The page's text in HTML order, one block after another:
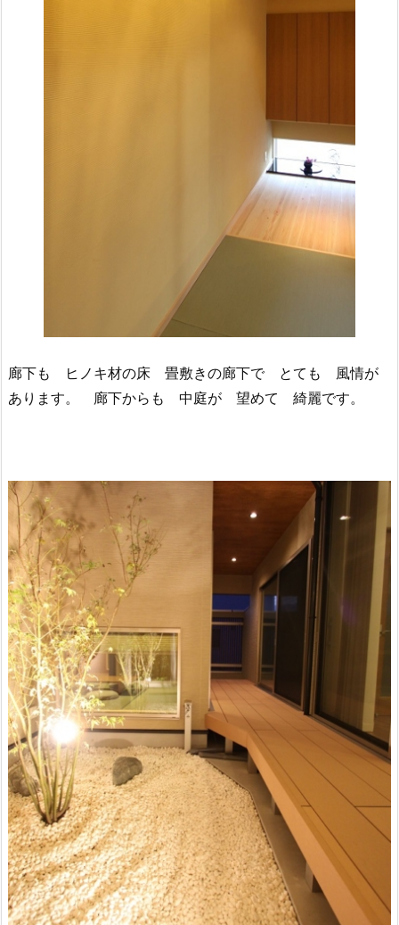
廊下も ヒノキ材の床 畳敷きの廊下で とても 風情が
あります。 廊下からも 中庭が 望めて 綺麗です。